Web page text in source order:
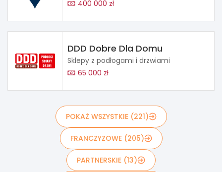
400 000 zł
DDD Dobre Dla Domu
Sklepy z podłogami i drzwiami
65 000 zł
POKAŻ WSZYSTKIE (221)
FRANCZYZOWE (205)
PARTNERSKIE (13)